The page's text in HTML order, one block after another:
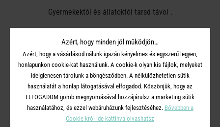
Gyermekektől és állatoktól tarsd távol .
A gyertyák legalább 7 cm-re legyenek egymástól.
Ne gyújtsd meg huzatban.
Ne tedd közvetlenül hőforrás közelébe.
A kanócot vágd vissza 1 cm-esre.
Azért, hogy minden jól működjön…
Azért, hogy a vásárlásod nálunk igazán kényelmes és egyszerű legyen,
honlapunkon cookie-kat használunk. A cookie-k olyan kis fájlok, melyeket
ideiglenesen tárolunk a böngésződben. A nélkülözhetetlen sütik
használatát a honlap látogatásával elfogadod. Köszönjük, hogy az
ELFOGADOM gomb megnyomásával hozzájárulsz a marketing sütik
használatához, és ezzel webáruházunk fejlesztéséhez. Bővebben a
Cookie-król ide kattinva olvashatsz